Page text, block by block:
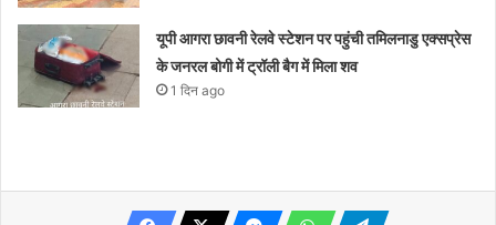
यूपी आगरा छावनी रेलवे स्टेशन पर पहुंची तमिलनाडु एक्सप्रेस
के जनरल बोगी में ट्रॉली बैग में मिला शव
1 दिन ago